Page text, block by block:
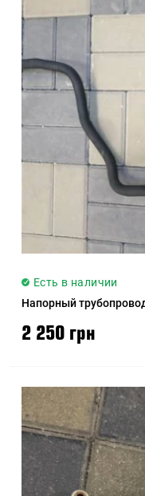
Есть в наличии
Напорный
2 250 грн